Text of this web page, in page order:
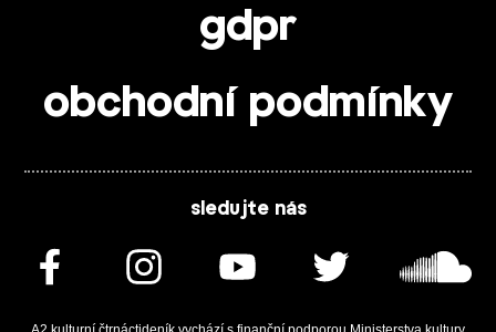
gdpr
obchodní podmínky
sledujte nás